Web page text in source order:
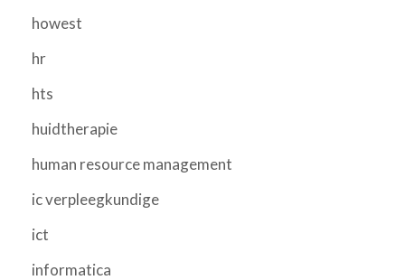
howest
hr
hts
huidtherapie
human resource management
ic verpleegkundige
ict
informatica